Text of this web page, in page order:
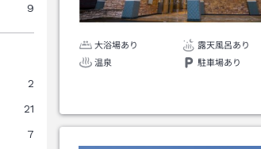
9
2
21
7
大浴場あり
露天風呂あり
温泉
駐車場あり